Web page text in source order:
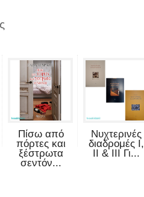
Πίσω από
πόρτες και
ξέστρωτα
σεντόν...
Νυχτερινές
διαδρομές Ι,
ΙΙ & ΙΙΙ Γι...